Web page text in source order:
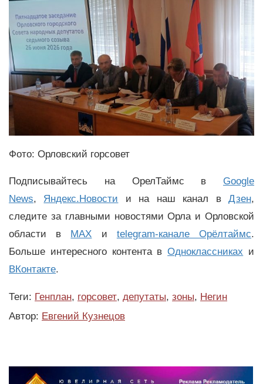
Фото: Орловский горсовет
Подписывайтесь на ОрелТаймс в Google
News, Яндекс.Новости и на наш канал вДзен,
следите за главными новостями Орла и Орловской
области в MAX и telegram-канале Орёлтаймс.
Больше интересного контента вОдноклассниках и
ВКонтакте.
Теги: Генплан, горсовет, депутаты, зоны, Негин
Автор: Евгений Кузнецов